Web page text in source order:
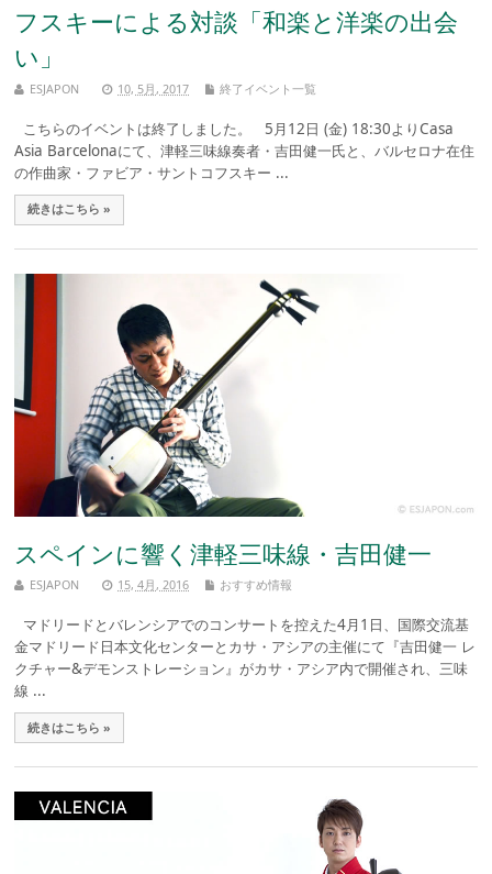
フスキーによる対談「和楽と洋楽の出会
い」
ESJAPON 10, 5月, 2017 終了イベント一覧
こちらのイベントは終了しました。 5月12日 (金) 18:30よりCasa
Asia Barcelonaにて、津軽三味線奏者・吉田健一氏と、バルセロナ在住
の作曲家・ファビア・サントコフスキー ...
続きはこちら »
スペインに響く津軽三味線・吉田健一
ESJAPON 15, 4月, 2016 おすすめ情報
マドリードとバレンシアでのコンサートを控えた4月1日、国際交流基
金マドリード日本文化センターとカサ・アシアの主催にて『吉田健一 レ
クチャー&デモンストレーション』がカサ・アシア内で開催され、三味
線 ...
続きはこちら »